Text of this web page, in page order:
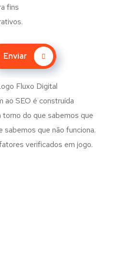
fins
Enviar
ao SEO é construída
torno do que sabemos que
sabemos que não funciona.
verificados em jogo.